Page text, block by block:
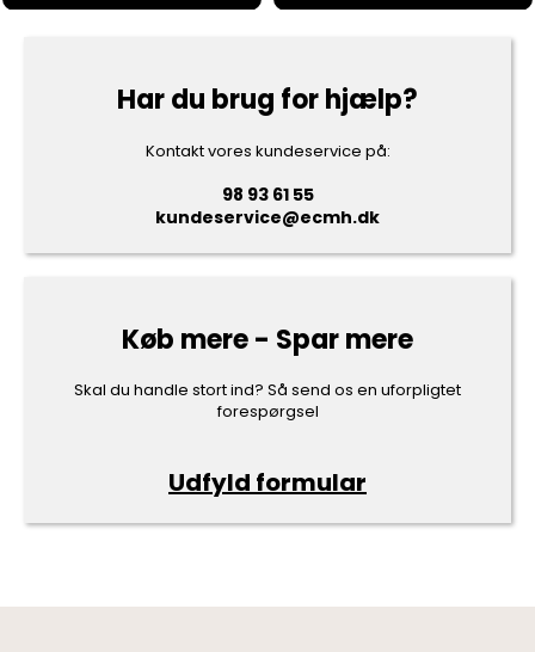
Har du brug for hjælp?
Kontakt vores kundeservice på:
98 93 61 55
kundeservice@ecmh.dk
Køb mere - Spar mere
Skal du handle stort ind? Så send os en uforpligtet
forespørgsel
Udfyld formular